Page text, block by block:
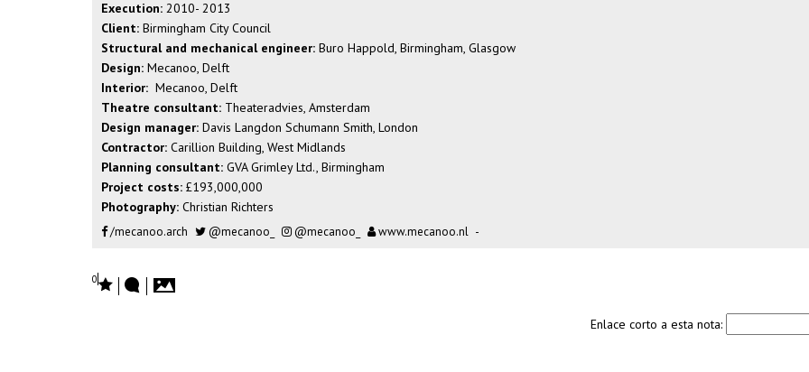
Execution: 2010- 2013
Client: Birmingham City Council
Structural and mechanical engineer: Buro Happold, Birmingham, Glasgow
Design: Mecanoo, Delft
Interior: Mecanoo, Delft
Theatre consultant: Theateradvies, Amsterdam
Design manager: Davis Langdon Schumann Smith, London
Contractor: Carillion Building, West Midlands
Planning consultant: GVA Grimley Ltd., Birmingham
Project costs: £193,000,000
Photography: Christian Richters
/mecanoo.arch @mecanoo_ @mecanoo_ www.mecanoo.nl -
0
Enlace corto a esta nota: